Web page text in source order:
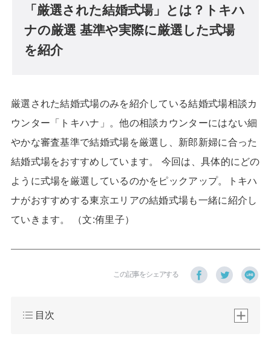
「厳選された結婚式場」とは？トキハ
ナの厳選 基準や実際に厳選した式場
を紹介
厳選された結婚式場のみを紹介している結婚式場相談カ
ウンター「トキハナ」。他の相談カウンターにはない細
やかな審査基準で結婚式場を厳選し、新郎新婦に合った
結婚式場をおすすめしています。 今回は、具体的にどの
ように式場を厳選しているのかをピックアップ。トキハ
ナがおすすめする東京エリアの結婚式場も一緒に紹介し
ていきます。 （文:侑里子）
この記事をシェアする
目次